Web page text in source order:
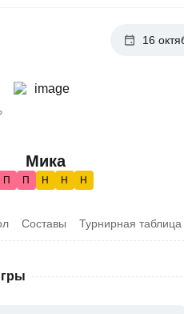
16
Мика
П П Н Н Н
Составы Турнирная таблица